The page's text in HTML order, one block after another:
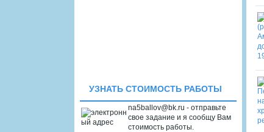
УЗНАТЬ СТОИМОСТЬ РАБОТЫ
na5ballov@bk.ru - отправьте
свое задание и я сообщу Вам
стоимость работы.